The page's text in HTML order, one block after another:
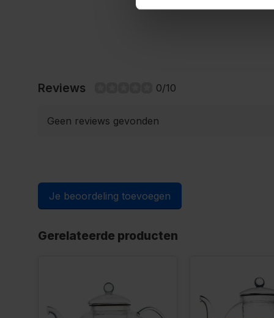
Reviews 0/10
Geen reviews gevonden
Je beoordeling toevoegen
Gerelateerde producten